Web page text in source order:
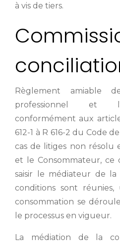
à vis de tiers.
Règlement amiable
professionnel et
conformément aux
612-1 à R 616-2 du Code
cas de litiges non résolu
et le Consommateur,
saisir le médiateur de la
conditions sont
consommation se
le processus en vigueur.
La médiation de la